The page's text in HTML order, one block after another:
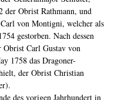
der Obrist Rathmann, und
von Montigni, welcher als
gestorben. Nach dessen
Carl Gustav von
1758 das Dragoner-
der Obrist Christian
des vorigen Jahrhundert in